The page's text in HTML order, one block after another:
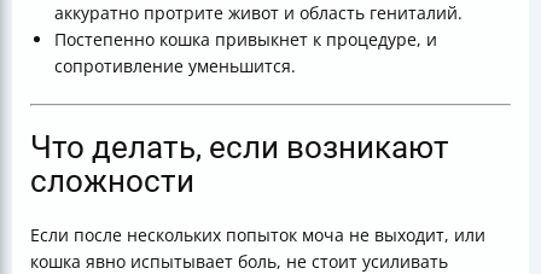
аккуратно протрите живот и область гениталий.
Постепенно кошка привыкнет к процедуре, и
сопротивление уменьшится.
Что делать, если возникают
сложности
Если после нескольких попыток моча не выходит, или
кошка явно испытывает боль, не стоит усиливать